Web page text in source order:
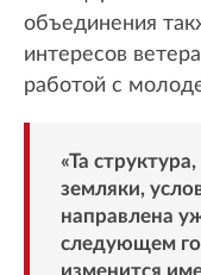
объединения
интересов
работой с
«Та
земляки,
направлена
следующем